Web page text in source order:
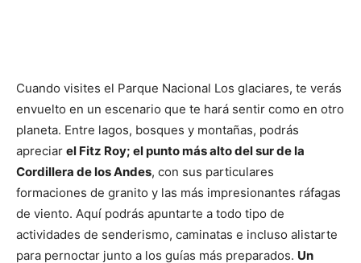
Cuando visites el Parque Nacional Los glaciares, te verás
envuelto en un escenario que te hará sentir como en otro
planeta. Entre lagos, bosques y montañas, podrás
apreciar el Fitz Roy; el punto más alto del sur de la
Cordillera de los Andes, con sus particulares
formaciones de granito y las más impresionantes ráfagas
de viento. Aquí podrás apuntarte a todo tipo de
actividades de senderismo, caminatas e incluso alistarte
para pernoctar junto a los guías más preparados. Un